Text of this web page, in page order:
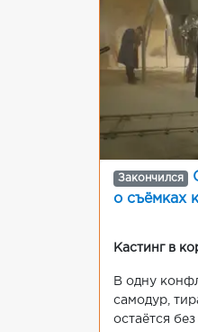
Закончился
о съёмках
Кастинг в
В одну
самодур,
остаётся